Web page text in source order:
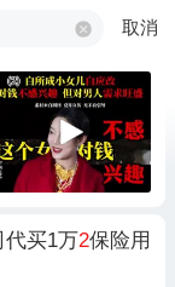
取消
代买1万2保险用